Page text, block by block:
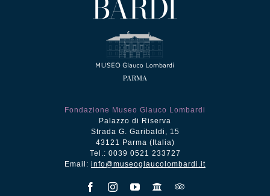
Fondazione Museo Glauco Lombardi
Palazzo di Riserva
Strada G. Garibaldi, 15
43121 Parma (Italia)
Tel.: 0039 0521 233727
Email: info@museoglaucolombardi.it